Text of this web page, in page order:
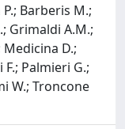
Barberis M.;
Grimaldi A.M.;
D.;
Palmieri G.;
W.; Troncone